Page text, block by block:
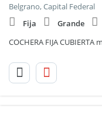
Belgrano, Capital Federal
Fija
Grande
COCHERA FIJA CUBIERTA